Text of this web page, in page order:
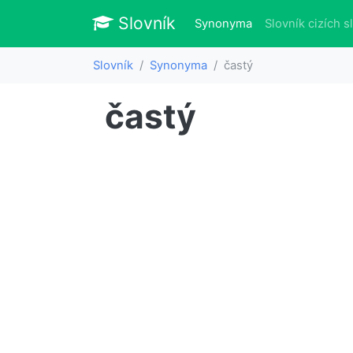
Slovník Slovník
Synonyma(aktuálně)
Slovník cizích
Slovník Synonyma častý
častý